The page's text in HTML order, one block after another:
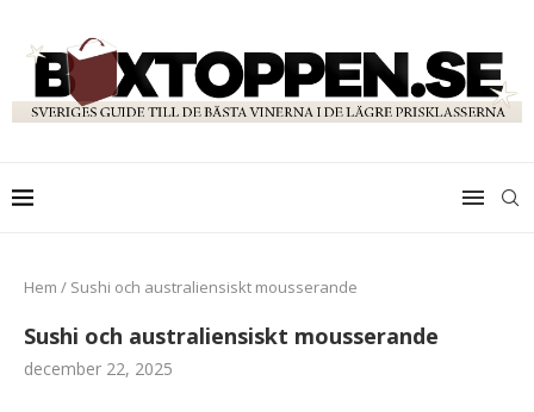
Hem / Sushi och australiensiskt mousserande
Sushi och australiensiskt mousserande
december 22, 2025